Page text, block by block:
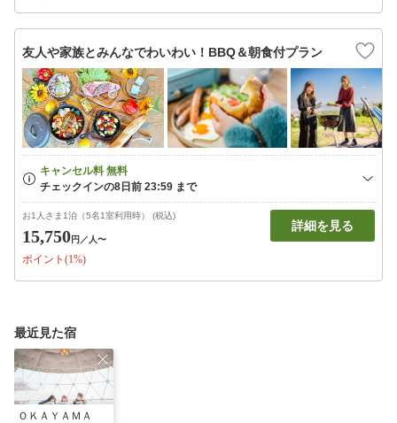
友人や家族とみんなでわいわい！BBQ＆朝食付プラン
お1人さま1泊（5名1室利用時） (税込)
15,750円 ／人〜
ポイント(1%)
詳細を見る
最近見た宿
ＯＫＡＹＡＭＡ